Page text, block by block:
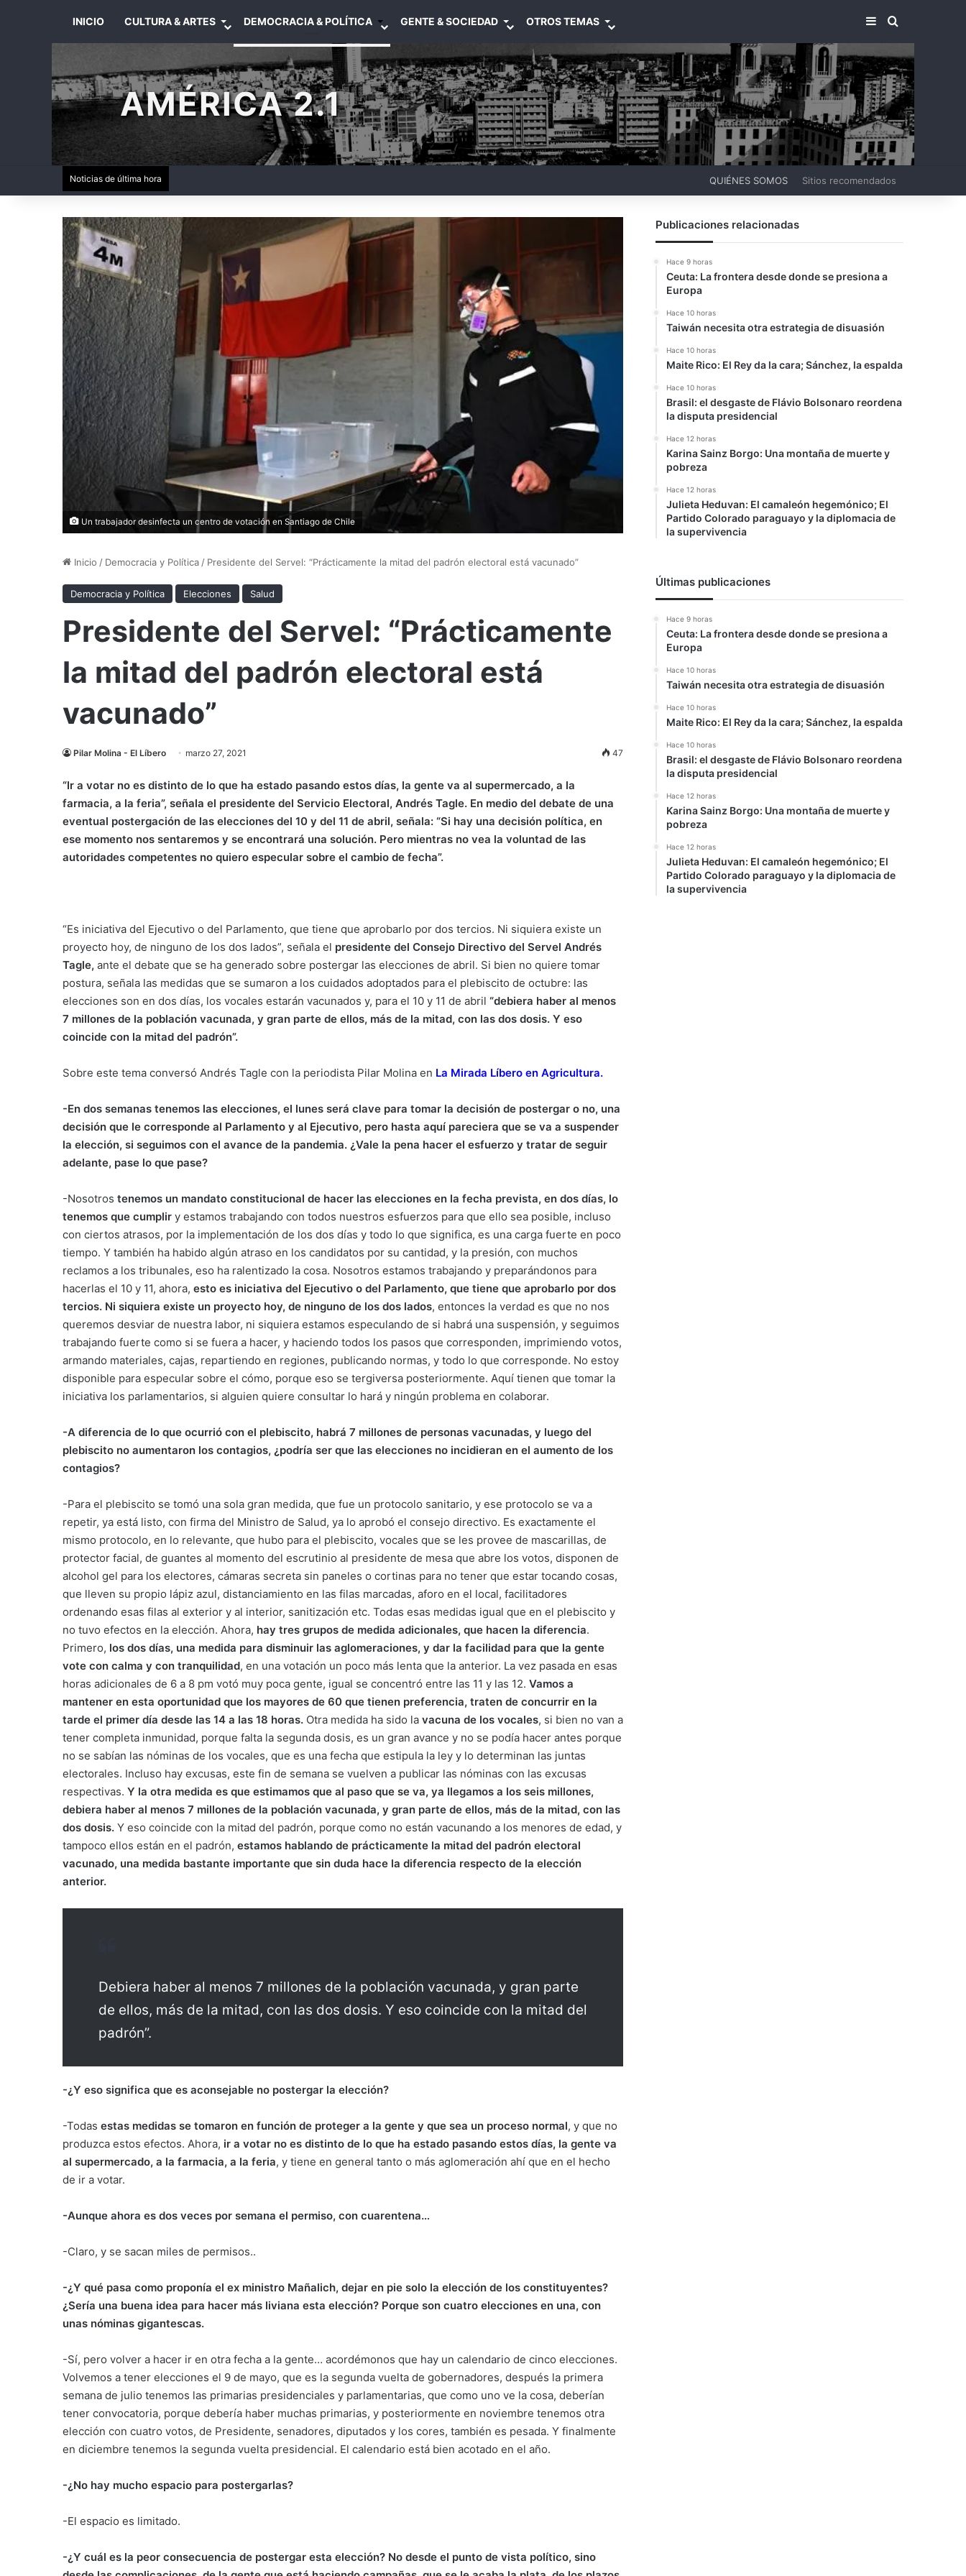
INICIO CULTURA & ARTES DEMOCRACIA & POLÍTICA GENTE & SOCIEDAD OTROS TEMAS BARRA LATERAL
BUSCAR
AMÉRICA 2.1
Noticias de última hora QUIÉNES SOMOS Sitios recomendados
Un trabajador desinfecta un centro de votación en Santiago de Chile
Inicio / Democracia y Política / Presidente del Servel: “Prácticamente la mitad del padrón electoral está vacunado”
Democracia y Política Elecciones Salud
Presidente del Servel: “Prácticamente
la mitad del padrón electoral está
vacunado”
Pilar Molina - El Líbero marzo 27, 2021 47
“Ir a votar no es distinto de lo que ha estado pasando estos días, la gente va al supermercado, a la
farmacia, a la feria”, señala el presidente del Servicio Electoral, Andrés Tagle. En medio del debate de una
eventual postergación de las elecciones del 10 y del 11 de abril, señala: “Si hay una decisión política, en
ese momento nos sentaremos y se encontrará una solución. Pero mientras no vea la voluntad de las
autoridades competentes no quiero especular sobre el cambio de fecha”.
“Es iniciativa del Ejecutivo o del Parlamento, que tiene que aprobarlo por dos tercios. Ni siquiera existe un
proyecto hoy, de ninguno de los dos lados”, señala el presidente del Consejo Directivo del Servel Andrés
Tagle, ante el debate que se ha generado sobre postergar las elecciones de abril. Si bien no quiere tomar
postura, señala las medidas que se sumaron a los cuidados adoptados para el plebiscito de octubre: las
elecciones son en dos días, los vocales estarán vacunados y, para el 10 y 11 de abril “debiera haber al menos
7 millones de la población vacunada, y gran parte de ellos, más de la mitad, con las dos dosis. Y eso
coincide con la mitad del padrón”.
Sobre este tema conversó Andrés Tagle con la periodista Pilar Molina en La Mirada Líbero en Agricultura.
-En dos semanas tenemos las elecciones, el lunes será clave para tomar la decisión de postergar o no, una
decisión que le corresponde al Parlamento y al Ejecutivo, pero hasta aquí pareciera que se va a suspender
la elección, si seguimos con el avance de la pandemia. ¿Vale la pena hacer el esfuerzo y tratar de seguir
adelante, pase lo que pase?
-Nosotros tenemos un mandato constitucional de hacer las elecciones en la fecha prevista, en dos días, lo
tenemos que cumplir y estamos trabajando con todos nuestros esfuerzos para que ello sea posible, incluso
con ciertos atrasos, por la implementación de los dos días y todo lo que significa, es una carga fuerte en poco
tiempo. Y también ha habido algún atraso en los candidatos por su cantidad, y la presión, con muchos
reclamos a los tribunales, eso ha ralentizado la cosa. Nosotros estamos trabajando y preparándonos para
hacerlas el 10 y 11, ahora, esto es iniciativa del Ejecutivo o del Parlamento, que tiene que aprobarlo por dos
tercios. Ni siquiera existe un proyecto hoy, de ninguno de los dos lados, entonces la verdad es que no nos
queremos desviar de nuestra labor, ni siquiera estamos especulando de si habrá una suspensión, y seguimos
trabajando fuerte como si se fuera a hacer, y haciendo todos los pasos que corresponden, imprimiendo votos,
armando materiales, cajas, repartiendo en regiones, publicando normas, y todo lo que corresponde. No estoy
disponible para especular sobre el cómo, porque eso se tergiversa posteriormente. Aquí tienen que tomar la
iniciativa los parlamentarios, si alguien quiere consultar lo hará y ningún problema en colaborar.
-A diferencia de lo que ocurrió con el plebiscito, habrá 7 millones de personas vacunadas, y luego del
plebiscito no aumentaron los contagios, ¿podría ser que las elecciones no incidieran en el aumento de los
contagios?
-Para el plebiscito se tomó una sola gran medida, que fue un protocolo sanitario, y ese protocolo se va a
repetir, ya está listo, con firma del Ministro de Salud, ya lo aprobó el consejo directivo. Es exactamente el
mismo protocolo, en lo relevante, que hubo para el plebiscito, vocales que se les provee de mascarillas, de
protector facial, de guantes al momento del escrutinio al presidente de mesa que abre los votos, disponen de
alcohol gel para los electores, cámaras secreta sin paneles o cortinas para no tener que estar tocando cosas,
que lleven su propio lápiz azul, distanciamiento en las filas marcadas, aforo en el local, facilitadores
ordenando esas filas al exterior y al interior, sanitización etc. Todas esas medidas igual que en el plebiscito y
no tuvo efectos en la elección. Ahora, hay tres grupos de medida adicionales, que hacen la diferencia.
Primero, los dos días, una medida para disminuir las aglomeraciones, y dar la facilidad para que la gente
vote con calma y con tranquilidad, en una votación un poco más lenta que la anterior. La vez pasada en esas
horas adicionales de 6 a 8 pm votó muy poca gente, igual se concentró entre las 11 y las 12. Vamos a
mantener en esta oportunidad que los mayores de 60 que tienen preferencia, traten de concurrir en la
tarde el primer día desde las 14 a las 18 horas. Otra medida ha sido la vacuna de los vocales, si bien no van a
tener completa inmunidad, porque falta la segunda dosis, es un gran avance y no se podía hacer antes porque
no se sabían las nóminas de los vocales, que es una fecha que estipula la ley y lo determinan las juntas
electorales. Incluso hay excusas, este fin de semana se vuelven a publicar las nóminas con las excusas
respectivas. Y la otra medida es que estimamos que al paso que se va, ya llegamos a los seis millones,
debiera haber al menos 7 millones de la población vacunada, y gran parte de ellos, más de la mitad, con las
dos dosis. Y eso coincide con la mitad del padrón, porque como no están vacunando a los menores de edad, y
tampoco ellos están en el padrón, estamos hablando de prácticamente la mitad del padrón electoral
vacunado, una medida bastante importante que sin duda hace la diferencia respecto de la elección
anterior.
Debiera haber al menos 7 millones de la población vacunada, y gran parte
de ellos, más de la mitad, con las dos dosis. Y eso coincide con la mitad del
padrón”.
-¿Y eso significa que es aconsejable no postergar la elección?
-Todas estas medidas se tomaron en función de proteger a la gente y que sea un proceso normal, y que no
produzca estos efectos. Ahora, ir a votar no es distinto de lo que ha estado pasando estos días, la gente va
al supermercado, a la farmacia, a la feria, y tiene en general tanto o más aglomeración ahí que en el hecho
de ir a votar.
-Aunque ahora es dos veces por semana el permiso, con cuarentena…
-Claro, y se sacan miles de permisos..
-¿Y qué pasa como proponía el ex ministro Mañalich, dejar en pie solo la elección de los constituyentes?
¿Sería una buena idea para hacer más liviana esta elección? Porque son cuatro elecciones en una, con
unas nóminas gigantescas.
-Sí, pero volver a hacer ir en otra fecha a la gente… acordémonos que hay un calendario de cinco elecciones.
Volvemos a tener elecciones el 9 de mayo, que es la segunda vuelta de gobernadores, después la primera
semana de julio tenemos las primarias presidenciales y parlamentarias, que como uno ve la cosa, deberían
tener convocatoria, porque debería haber muchas primarias, y posteriormente en noviembre tenemos otra
elección con cuatro votos, de Presidente, senadores, diputados y los cores, también es pesada. Y finalmente
en diciembre tenemos la segunda vuelta presidencial. El calendario está bien acotado en el año.
-¿No hay mucho espacio para postergarlas?
-El espacio es limitado.
-¿Y cuál es la peor consecuencia de postergar esta elección? No desde el punto de vista político, sino
Publicaciones relacionadas
Hace 9 horas
Ceuta: La frontera desde donde se presiona a
Europa
Hace 10 horas
Taiwán necesita otra estrategia de disuasión
Hace 10 horas
Maite Rico: El Rey da la cara; Sánchez, la espalda
Hace 10 horas
Brasil: el desgaste de Flávio Bolsonaro reordena
la disputa presidencial
Hace 12 horas
Karina Sainz Borgo: Una montaña de muerte y
pobreza
Hace 12 horas
Julieta Heduvan: El camaleón hegemónico; El
Partido Colorado paraguayo y la diplomacia de
la supervivencia
Últimas publicaciones
Hace 9 horas
Ceuta: La frontera desde donde se presiona a
Europa
Hace 10 horas
Taiwán necesita otra estrategia de disuasión
Hace 10 horas
Maite Rico: El Rey da la cara; Sánchez, la espalda
Hace 10 horas
Brasil: el desgaste de Flávio Bolsonaro reordena
la disputa presidencial
Hace 12 horas
Karina Sainz Borgo: Una montaña de muerte y
pobreza
Hace 12 horas
Julieta Heduvan: El camaleón hegemónico; El
Partido Colorado paraguayo y la diplomacia de
la supervivencia